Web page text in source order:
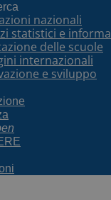
nazionali
statistici e
delle scuole
internazionali
e sviluppo